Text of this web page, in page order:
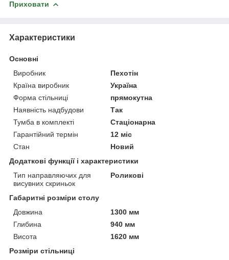
Приховати
Характеристики
Основні
Виробник
Пехотін
Країна виробник
Україна
Форма стільниці
прямокутна
Наявність надбудови
Так
Тумба в комплекті
Стаціонарна
Гарантійний термін
12 міс
Стан
Новий
Додаткові функції і характеристики
Тип направляючих для
висувних скриньок
Роликові
Габаритні розміри столу
Довжина
1300 мм
Глибина
940 мм
Висота
1620 мм
Розміри стільниці